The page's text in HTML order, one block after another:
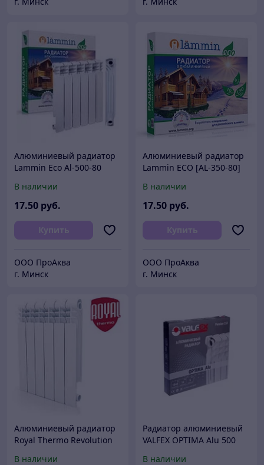
Алюминиевый радиатор
Lammin Eco Al-500-80
В наличии
17.50 руб.
Купить
ООО ПроАква
г. Минск
Алюминиевый радиатор
Lammin ECO [AL-350-80]
В наличии
17.50 руб.
Купить
ООО ПроАква
г. Минск
Алюминиевый радиатор
Royal Thermo Revolution
В наличии
Радиатор алюминиевый
VALFEX OPTIMA Alu 500
В наличии